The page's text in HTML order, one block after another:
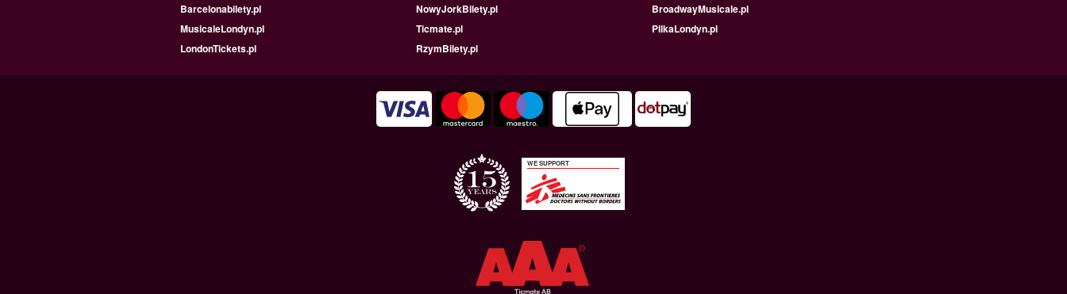
Barcelonabilety.pl
NowyJorkBilety.pl
BroadwayMusicale.pl
MusicaleLondyn.pl
Ticmate.pl
PilkaLondyn.pl
LondonTickets.pl
RzymBilety.pl
WE SUPPORT